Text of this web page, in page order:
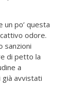
po’ questa
odore.
sanzioni
di petto la
a
già avvistati